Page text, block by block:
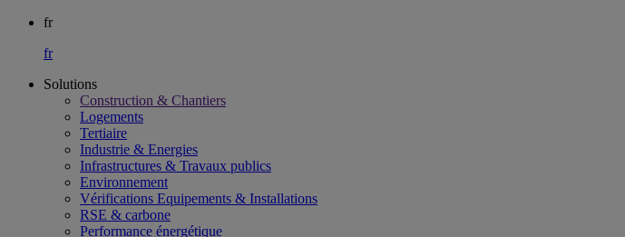
fr
fr
Solutions
Construction & Chantiers
Logements
Tertiaire​
Industrie & Energies
Infrastructures & Travaux publics​
Environnement​
Vérifications Equipements & Installations​
RSE & carbone​
Performance énergétique​